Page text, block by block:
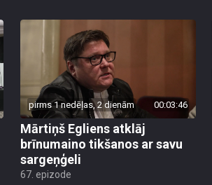
pirms 1 nedēļas, 2 dienām 00:03:46
Mārtiņš Egliens atklāj
brīnumaino tikšanos ar savu
sargeņģeli
67. epizode